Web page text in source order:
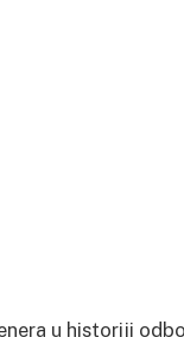
u historiji